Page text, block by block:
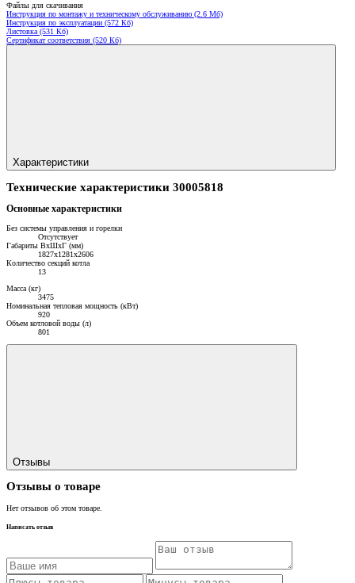
Файлы для скачивания
Инструкция по монтажу и техническому обслуживанию (2.6 Мб)
Инструкция по эксплуатации (572 Кб)
Листовка (531 Кб)
Сертификат соответствия (520 Кб)
Характеристики
Технические характеристики 30005818
Основные характеристики
Без системы управления и горелки
Отсутствует
Габариты ВхШхГ (мм)
1827х1281х2606
Количество секций котла
13
Масса (кг)
3475
Номинальная тепловая мощность (кВт)
920
Объем котловой воды (л)
801
Отзывы
Отзывы о товаре
Нет отзывов об этом товаре.
Написать отзыв